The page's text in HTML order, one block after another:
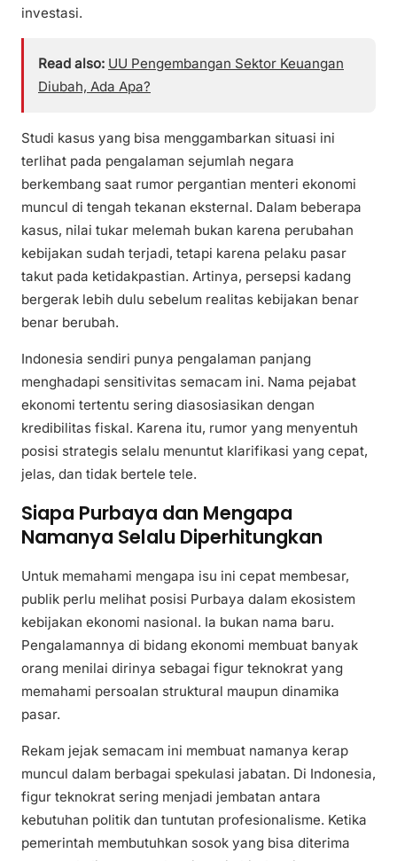
investasi.
Read also: UU Pengembangan Sektor Keuangan
Diubah, Ada Apa?
Studi kasus yang bisa menggambarkan situasi ini
terlihat pada pengalaman sejumlah negara
berkembang saat rumor pergantian menteri ekonomi
muncul di tengah tekanan eksternal. Dalam beberapa
kasus, nilai tukar melemah bukan karena perubahan
kebijakan sudah terjadi, tetapi karena pelaku pasar
takut pada ketidakpastian. Artinya, persepsi kadang
bergerak lebih dulu sebelum realitas kebijakan benar
benar berubah.
Indonesia sendiri punya pengalaman panjang
menghadapi sensitivitas semacam ini. Nama pejabat
ekonomi tertentu sering diasosiasikan dengan
kredibilitas fiskal. Karena itu, rumor yang menyentuh
posisi strategis selalu menuntut klarifikasi yang cepat,
jelas, dan tidak bertele tele.
Siapa Purbaya dan Mengapa
Namanya Selalu Diperhitungkan
Untuk memahami mengapa isu ini cepat membesar,
publik perlu melihat posisi Purbaya dalam ekosistem
kebijakan ekonomi nasional. Ia bukan nama baru.
Pengalamannya di bidang ekonomi membuat banyak
orang menilai dirinya sebagai figur teknokrat yang
memahami persoalan struktural maupun dinamika
pasar.
Rekam jejak semacam ini membuat namanya kerap
muncul dalam berbagai spekulasi jabatan. Di Indonesia,
figur teknokrat sering menjadi jembatan antara
kebutuhan politik dan tuntutan profesionalisme. Ketika
pemerintah membutuhkan sosok yang bisa diterima